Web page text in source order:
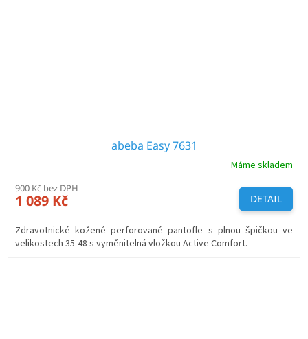
abeba Easy 7631
Máme skladem
900 Kč bez DPH
1 089 Kč DETAIL
Zdravotnické kožené perforované pantofle s plnou špičkou ve
velikostech 35-48 s vyměnitelná vložkou Active Comfort.